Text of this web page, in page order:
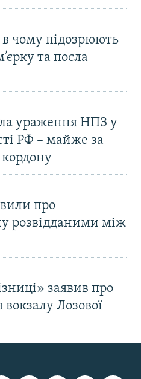
чому підозрюють
та посла
ураження НПЗ у
РФ – майже за
кордону
про
розвідданими між
заявив про
вокзалу Лозової